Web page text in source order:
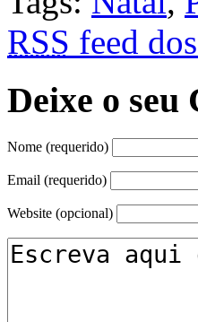
RSS feed
Deixe o seu
Nome (requerido)
Email (requerido)
Website (opcional)